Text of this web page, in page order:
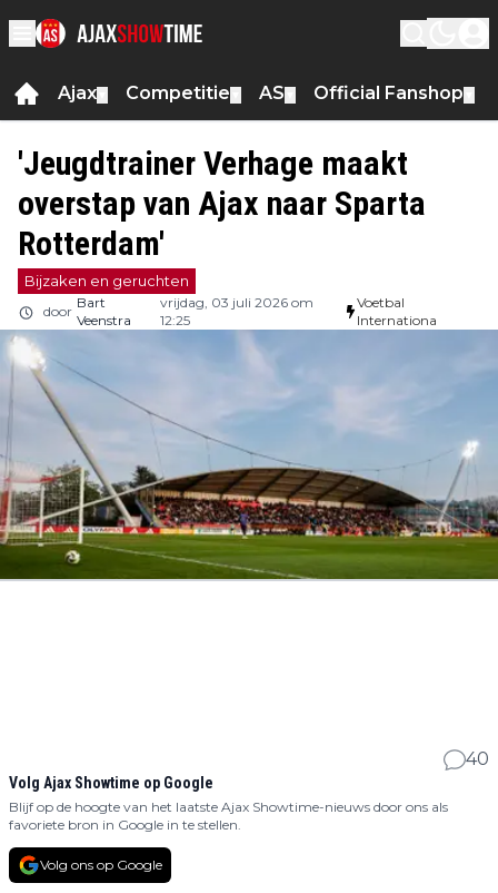
Ajax Competitie AS Official Fanshop
'Jeugdtrainer Verhage maakt
overstap van Ajax naar Sparta
Rotterdam'
Bijzaken en geruchten
door
Bart
Veenstra
vrijdag, 03 juli 2026 om
12:25
Voetbal
Internationa
40
Volg Ajax Showtime op Google
Blijf op de hoogte van het laatste Ajax Showtime-nieuws door ons als
favoriete bron in Google in te stellen.
Volg ons op Google